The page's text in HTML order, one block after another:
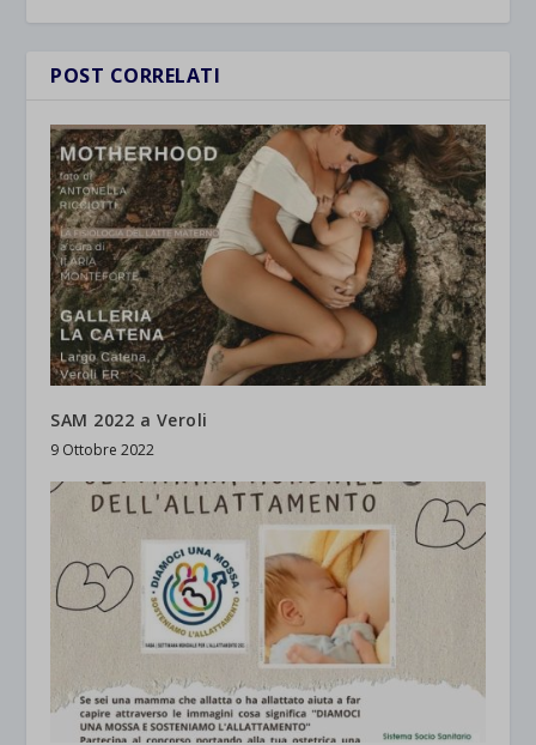
POST CORRELATI
SAM 2022 a Veroli
9 Ottobre 2022